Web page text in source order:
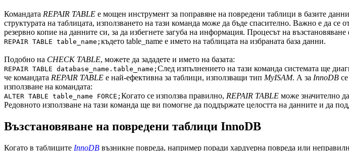
Командата REPAIR TABLE е мощен инструмент за поправяне на повредени таблици в базите
структурата на таблицата, използването на тази команда може да бъде спасително. Важно е да се
резервно копие на данните си, за да избегнете загуба на информация. Процесът на
REPAIR TABLE table_name; където table_name е името на таблицата на избраната база данни.
Подобно на CHECK TABLE, можете да зададете и името на базата:
REPAIR TABLE database_name.table_name; След изпълнението на тази команда системата ще
че командата REPAIR TABLE е най-ефективна за таблици, използващи тип MyISAM. А за InnoDB
използване на командата:
ALTER TABLE table_name FORCE; Когато се използва правилно, REPAIR TABLE може значително
Редовното използване на тази команда ще ви помогне да поддържате целостта на данните и да
Възстановяване на повредени таблици InnoDB
Когато в таблиците InnoDB възникне повреда, например поради хардуерна повреда или